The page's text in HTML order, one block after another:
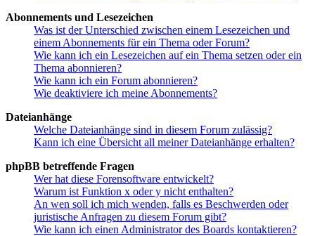
Abonnements und Lesezeichen
Was ist der Unterschied zwischen einem Lesezeichen und
einem Abonnements für ein Thema oder Forum?
Wie kann ich ein Lesezeichen auf ein Thema setzen oder ein
Thema abonnieren?
Wie kann ich ein Forum abonnieren?
Wie deaktiviere ich meine Abonnements?
Dateianhänge
Welche Dateianhänge sind in diesem Forum zulässig?
Kann ich eine Übersicht all meiner Dateianhänge erhalten?
phpBB betreffende Fragen
Wer hat diese Forensoftware entwickelt?
Warum ist Funktion x oder y nicht enthalten?
An wen soll ich mich wenden, falls es Beschwerden oder
juristische Anfragen zu diesem Forum gibt?
Wie kann ich einen Administrator des Boards kontaktieren?